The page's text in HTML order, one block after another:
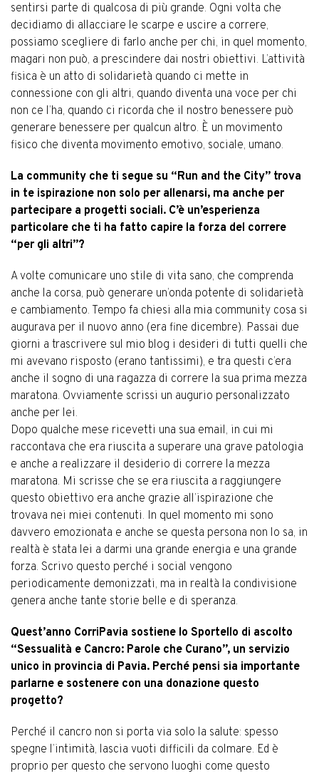
sentirsi parte di qualcosa di più grande. Ogni volta che
decidiamo di allacciare le scarpe e uscire a correre,
possiamo scegliere di farlo anche per chi, in quel momento,
magari non può, a prescindere dai nostri obiettivi. L’attività
fisica è un atto di solidarietà quando ci mette in
connessione con gli altri, quando diventa una voce per chi
non ce l’ha, quando ci ricorda che il nostro benessere può
generare benessere per qualcun altro. È un movimento
fisico che diventa movimento emotivo, sociale, umano.
La community che ti segue su “Run and the City” trova
in te ispirazione non solo per allenarsi, ma anche per
partecipare a progetti sociali. C’è un’esperienza
particolare che ti ha fatto capire la forza del correre
“per gli altri”?
A volte comunicare uno stile di vita sano, che comprenda
anche la corsa, può generare un’onda potente di solidarietà
e cambiamento. Tempo fa chiesi alla mia community cosa si
augurava per il nuovo anno (era fine dicembre). Passai due
giorni a trascrivere sul mio blog i desideri di tutti quelli che
mi avevano risposto (erano tantissimi), e tra questi c’era
anche il sogno di una ragazza di correre la sua prima mezza
maratona. Ovviamente scrissi un augurio personalizzato
anche per lei.
Dopo qualche mese ricevetti una sua email, in cui mi
raccontava che era riuscita a superare una grave patologia
e anche a realizzare il desiderio di correre la mezza
maratona. Mi scrisse che se era riuscita a raggiungere
questo obiettivo era anche grazie all’ispirazione che
trovava nei miei contenuti. In quel momento mi sono
davvero emozionata e anche se questa persona non lo sa, in
realtà è stata lei a darmi una grande energia e una grande
forza. Scrivo questo perché i social vengono
periodicamente demonizzati, ma in realtà la condivisione
genera anche tante storie belle e di speranza.
Quest’anno CorriPavia sostiene lo Sportello di ascolto
“Sessualità e Cancro: Parole che Curano”, un servizio
unico in provincia di Pavia. Perché pensi sia importante
parlarne e sostenere con una donazione questo
progetto?
Perché il cancro non si porta via solo la salute: spesso
spegne l’intimità, lascia vuoti difficili da colmare. Ed è
proprio per questo che servono luoghi come questo